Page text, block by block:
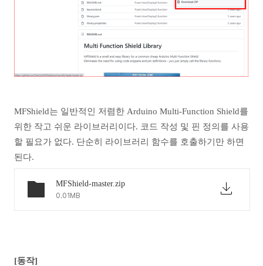
MFShield는 일반적인 저렴한 Arduino Multi-Function Shield를
위한 작고 쉬운 라이브러리이다. 코드 작성 및 핀 정의를 사용
할 필요가 없다. 단순히 라이브러리 함수를 호출하기만 하면
된다.
MFShield-master.zip
0.01MB
[동작]